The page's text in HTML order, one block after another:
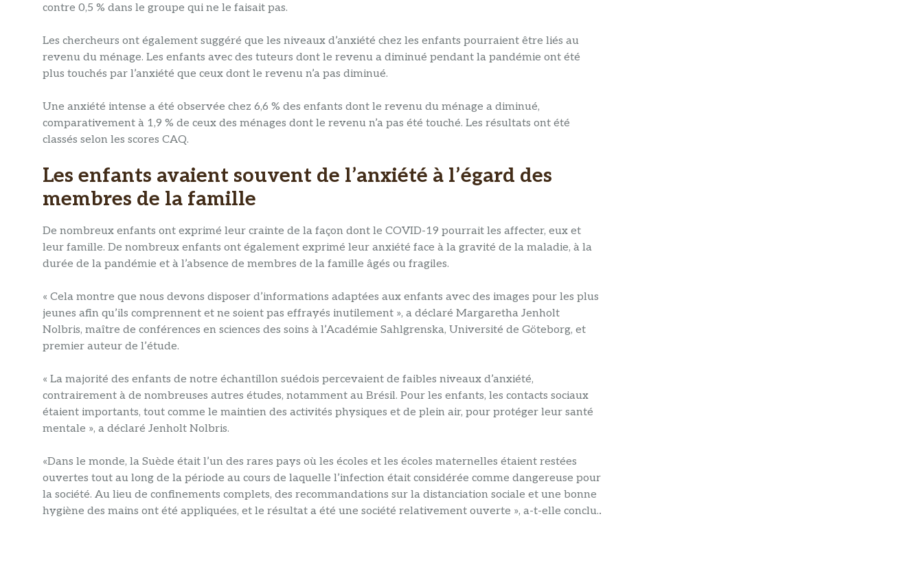
contre 0,5 % dans le groupe qui ne le faisait pas.
Les chercheurs ont également suggéré que les niveaux d’anxiété chez les enfants pourraient être liés au
revenu du ménage. Les enfants avec des tuteurs dont le revenu a diminué pendant la pandémie ont été
plus touchés par l’anxiété que ceux dont le revenu n’a pas diminué.
Une anxiété intense a été observée chez 6,6 % des enfants dont le revenu du ménage a diminué,
comparativement à 1,9 % de ceux des ménages dont le revenu n’a pas été touché. Les résultats ont été
classés selon les scores CAQ.
Les enfants avaient souvent de l’anxiété à l’égard des
membres de la famille
De nombreux enfants ont exprimé leur crainte de la façon dont le COVID-19 pourrait les affecter, eux et
leur famille. De nombreux enfants ont également exprimé leur anxiété face à la gravité de la maladie, à la
durée de la pandémie et à l’absence de membres de la famille âgés ou fragiles.
« Cela montre que nous devons disposer d’informations adaptées aux enfants avec des images pour les plus
jeunes afin qu’ils comprennent et ne soient pas effrayés inutilement », a déclaré Margaretha Jenholt
Nolbris, maître de conférences en sciences des soins à l’Académie Sahlgrenska, Université de Göteborg, et
premier auteur de l’étude.
« La majorité des enfants de notre échantillon suédois percevaient de faibles niveaux d’anxiété,
contrairement à de nombreuses autres études, notamment au Brésil. Pour les enfants, les contacts sociaux
étaient importants, tout comme le maintien des activités physiques et de plein air, pour protéger leur santé
mentale », a déclaré Jenholt Nolbris.
«Dans le monde, la Suède était l’un des rares pays où les écoles et les écoles maternelles étaient restées
ouvertes tout au long de la période au cours de laquelle l’infection était considérée comme dangereuse pour
la société. Au lieu de confinements complets, des recommandations sur la distanciation sociale et une bonne
hygiène des mains ont été appliquées, et le résultat a été une société relativement ouverte », a-t-elle conclu..